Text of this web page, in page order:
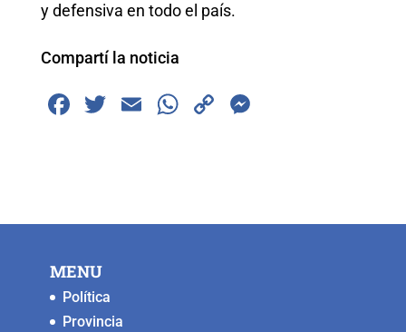
y defensiva en todo el país.
Compartí la noticia
F
b
o
k
T
E
W
A
C
Li n
MENU
Política
Provincia